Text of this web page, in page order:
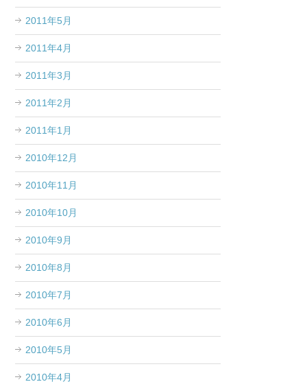
2011年5月
2011年4月
2011年3月
2011年2月
2011年1月
2010年12月
2010年11月
2010年10月
2010年9月
2010年8月
2010年7月
2010年6月
2010年5月
2010年4月